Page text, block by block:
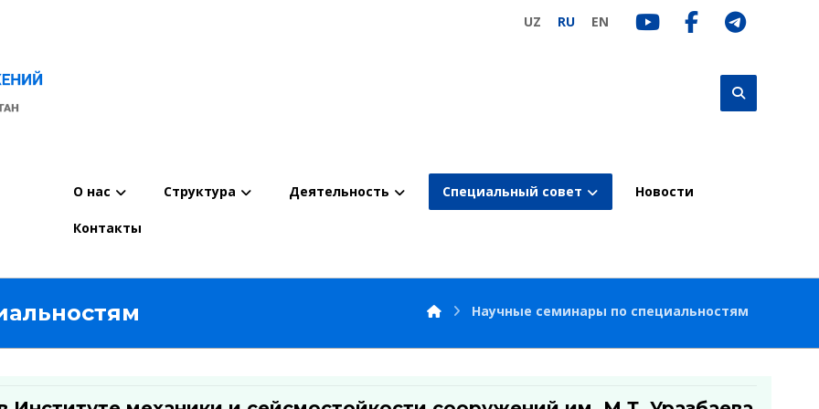
UZ RU EN
О нас Структура Деятельность Специальный совет Новости
Контакты
Научные семинары по специальностям